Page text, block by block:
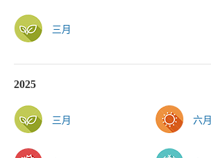
三月
2025
三月 六月